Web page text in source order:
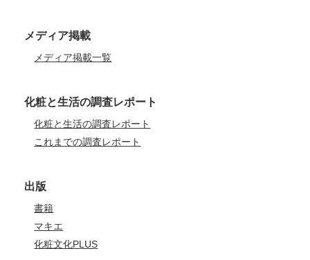
メディア掲載
メディア掲載一覧
化粧と生活の調査レポート
化粧と生活の調査レポート
これまでの調査レポート
出版
書籍
マキエ
化粧文化PLUS